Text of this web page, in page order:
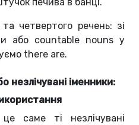
четвертого речень: зі
або countable nouns у
there are.
незлічувані іменники:
саме ті незлічувані